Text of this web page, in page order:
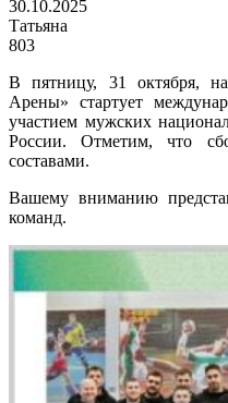
30.10.2025
Татьяна
803
В пятницу, 31 октября,
Арены» стартует
участием мужских
России. Отметим, что
составами.
Вашему вниманию
команд.